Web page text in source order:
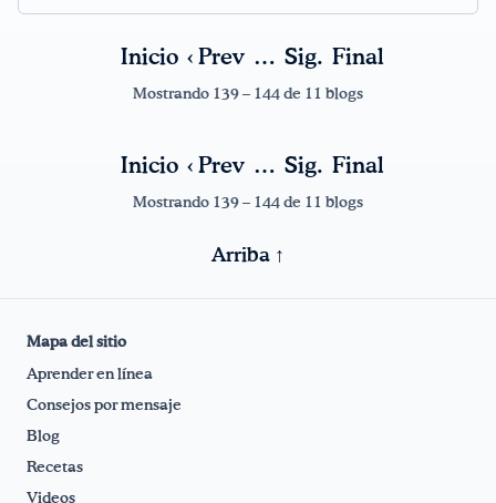
¡Bebe agua, Georgia!
Inicio ‹ Prev … Sig. Final
Mostrando 139 – 144 de 11 blogs
Inicio ‹ Prev … Sig. Final
Mostrando 139 – 144 de 11 blogs
Arriba ↑
Mapa del sitio
Aprender en línea
Consejos por mensaje
Blog
Recetas
Videos